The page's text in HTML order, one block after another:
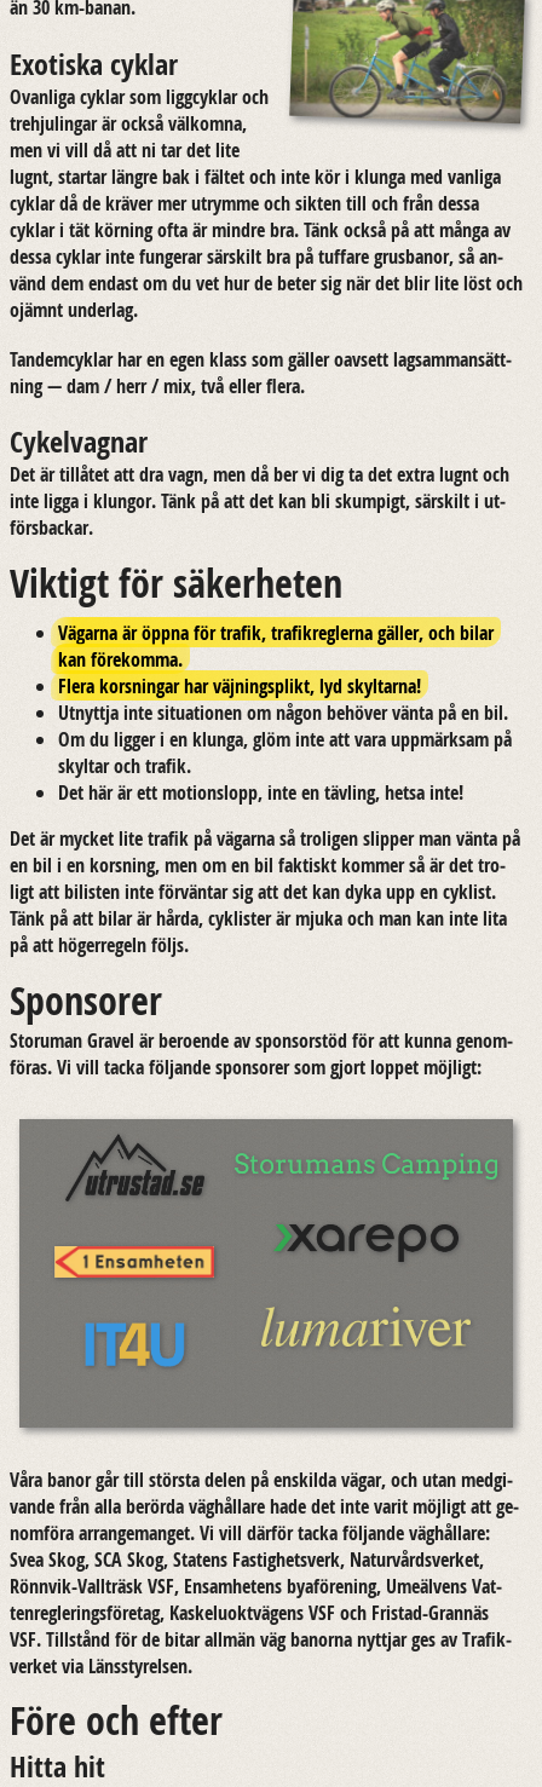
än 30 km-​banan.
Exotiska cyklar
Ovan­li­ga cyklar som ligg­cyklar och
tre­hju­ling­ar är också väl­kom­na,
men vi vill då att ni tar det lite
lugnt, star­tar läng­re bak i fäl­tet och inte kör i klunga med van­li­ga
cyklar då de krä­ver mer ut­rym­me och sik­ten till och från dessa
cyklar i tät kör­ning ofta är mind­re bra. Tänk också på att många av
dessa cyklar inte fun­ge­rar sär­skilt bra på tuf­fa­re grus­ba­nor, så an­
vänd dem en­dast om du vet hur de beter sig när det blir lite löst och
ojämnt un­der­lag.
Tan­dem­cyklar har en egen klass som gäl­ler oav­sett lag­sam­man­sätt­
ning — dam / herr / mix, två eller flera.
Cykelvagnar
Det är tillå­tet att dra vagn, men då ber vi dig ta det extra lugnt och
inte ligga i klung­or. Tänk på att det kan bli skum­pigt, sär­skilt i ut­
förs­bac­kar.
Viktigt för säkerheten
Vägarna är öppna för trafik, trafikreglerna gäller, och bilar
kan förekomma.
Flera korsningar har väjningsplikt, lyd skyltarna!
Ut­nytt­ja inte si­tu­a­tio­nen om någon be­hö­ver vänta på en bil.
Om du lig­ger i en klunga, glöm inte att vara upp­märk­sam på
skyl­tar och tra­fik.
Det här är ett mo­tions­lopp, inte en täv­ling, hetsa inte!
Det är myc­ket lite tra­fik på vägar­na så tro­li­gen slip­per man vänta på
en bil i en kors­ning, men om en bil fak­tiskt kom­mer så är det tro­
ligt att bi­lis­ten inte för­vän­tar sig att det kan dyka upp en cy­klist.
Tänk på att bilar är hårda, cy­klis­ter är mjuka och man kan inte lita
på att hö­ger­re­geln följs.
Sponsorer
Stor­uman Gra­vel är be­ro­en­de av spon­sor­stöd för att kunna ge­nom­
fö­ras. Vi vill tacka föl­jan­de spon­so­rer som gjort lop­pet möj­ligt:
Våra banor går till störs­ta delen på en­skil­da vägar, och utan med­gi­
van­de från alla be­rör­da väg­hål­la­re hade det inte varit möj­ligt att ge­
nom­fö­ra ar­range­mang­et. Vi vill där­för tacka föl­jan­de väg­hål­la­re:
Svea Skog, SCA Skog, Sta­tens Fas­tig­hets­verk, Na­tur­vårds­ver­ket,
Rönnvik-​Vallträsk VSF, En­sam­he­tens by­a­för­e­ning, Umeäl­vens Vat­
ten­re­gle­rings­fö­re­tag, Kas­kelu­okt­vä­gens VSF och Fristad-​Grannäs
VSF. Till­stånd för de bitar all­män väg ba­nor­na nytt­jar ges av Tra­fik­
ver­ket via Läns­sty­rel­sen.
Före och efter
Hitta hit